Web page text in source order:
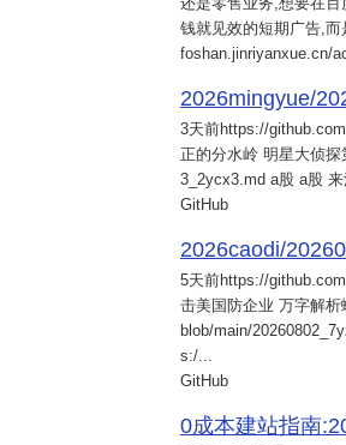
钱就见效的短期广告,而
foshan.jinriyanxue.cn/
2026mingyue/
3天前https://
正的分水岭 明星大侦
3_2ycx3.md a股 a股
GitHub
2026caodi/
5天前https://
击美国防企业 万字解
blob/main/
s:/...
GitHub
0成本建站指南